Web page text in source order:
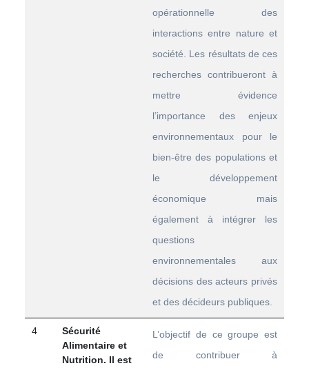
opérationnelle des
interactions entre nature et
société. Les résultats de ces
recherches contribueront à
mettre évidence
l’importance des enjeux
environnementaux pour le
bien-être des populations et
le développement
économique mais
également à intégrer les
questions
environnementales aux
décisions des acteurs privés
et des décideurs publiques.
4
Sécurité
Alimentaire et
Nutrition. Il est
L’objectif de ce groupe est
de contribuer à